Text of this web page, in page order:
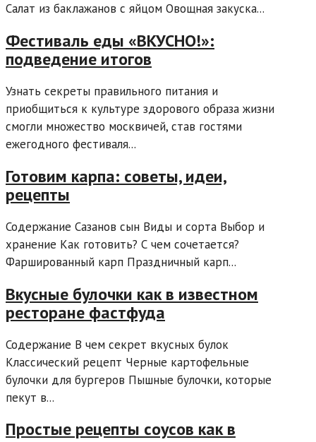
Салат из баклажанов с яйцом Овощная закуска...
Фестиваль еды «ВКУСНО!»:
подведение итогов
Узнать секреты правильного питания и
приобщиться к культуре здорового образа жизни
смогли множество москвичей, став гостями
ежегодного фестиваля...
Готовим карпа: советы, идеи,
рецепты
Содержание Сазанов сын Виды и сорта Выбор и
хранение Как готовить? С чем сочетается?
Фаршированный карп Праздничный карп...
Вкусные булочки как в известном
ресторане фастфуда
Содержание В чем секрет вкусных булок
Классический рецепт Черные картофельные
булочки для бургеров Пышные булочки, которые
пекут в...
Простые рецепты соусов как в